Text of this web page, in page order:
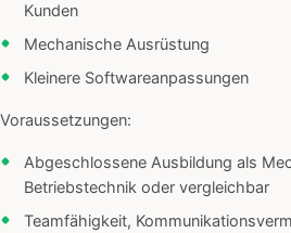
Kunden
Mechanische Ausrüstung
Kleinere Softwareanpassungen
Voraussetzungen:
Abgeschlossene Ausbildung als
Betriebstechnik oder vergleichbar
Teamfähigkeit,